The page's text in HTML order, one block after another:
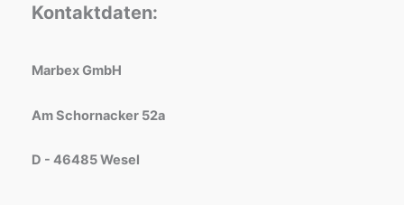
Kontaktdaten:
Marbex GmbH
Am Schornacker 52a
D - 46485 Wesel